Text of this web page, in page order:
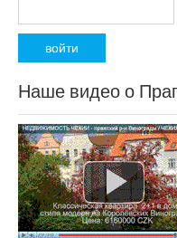
Наше видео о